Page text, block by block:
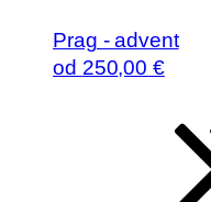
Prag - advent
od 250,00 €